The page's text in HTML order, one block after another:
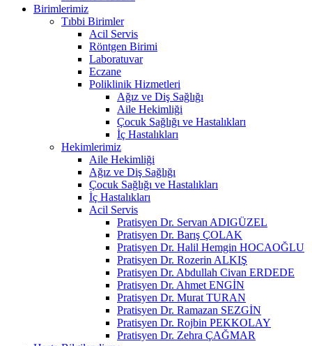
Birimlerimiz
Tıbbi Birimler
Acil Servis
Röntgen Birimi
Laboratuvar
Eczane
Poliklinik Hizmetleri
Ağız ve Diş Sağlığı
Aile Hekimliği
Çocuk Sağlığı ve Hastalıkları
İç Hastalıkları
Hekimlerimiz
Aile Hekimliği
Ağız ve Diş Sağlığı
Çocuk Sağlığı ve Hastalıkları
İç Hastalıkları
Acil Servis
Pratisyen Dr. Servan ADIGÜZEL
Pratisyen Dr. Barış ÇOLAK
Pratisyen Dr. Halil Hemgin HOCAOĞLU
Pratisyen Dr. Rozerin ALKIŞ
Pratisyen Dr. Abdullah Civan ERDEDE
Pratisyen Dr. Ahmet ENGİN
Pratisyen Dr. Murat TURAN
Pratisyen Dr. Ramazan SEZGİN
Pratisyen Dr. Rojbin PEKKOLAY
Pratisyen Dr. Zehra ÇAĞMAR